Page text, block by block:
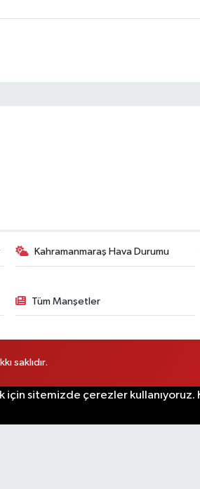
Kahramanmaraş Hava Durumu
Tüm Manşetler
saklıdır.
sitemizde çerezler kullanıyoruz.